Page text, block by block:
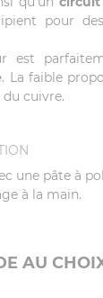
pour
est
. La faible
cuivre.
une pâte à
à la main.
AU